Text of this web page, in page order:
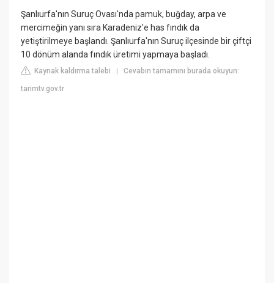
Şanlıurfa'nın Suruç Ovası'nda pamuk, buğday, arpa ve
mercimeğin yanı sıra Karadeniz'e has fındık da
yetiştirilmeye başlandı. Şanlıurfa'nın Suruç ilçesinde bir çiftçi
10 dönüm alanda fındık üretimi yapmaya başladı.
Kaynak kaldırma talebi |Cevabın tamamını burada okuyun:
tarimtv.gov.tr